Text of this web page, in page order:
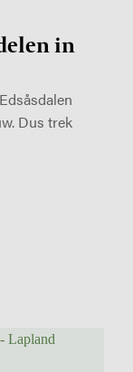
in
Dus trek